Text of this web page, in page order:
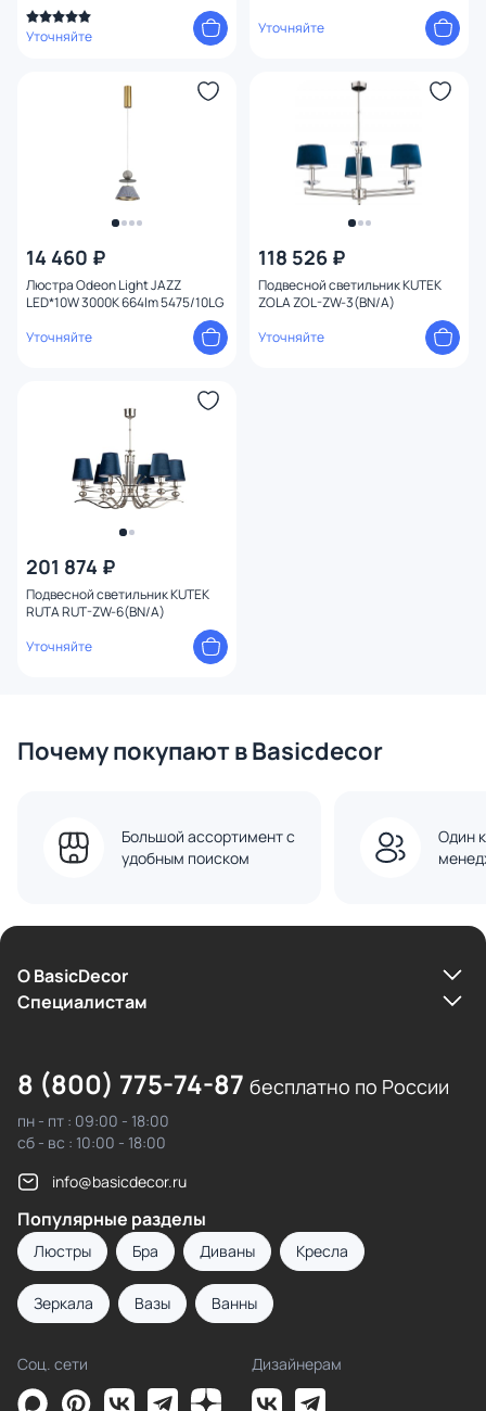
Уточняйте Уточняйте
14 460 ₽
Люстра Odeon Light JAZZ
LED*10W 3000K 664lm 5475/10LG
Уточняйте
118 526 ₽
Подвесной светильник KUTEK
ZOLA ZOL-ZW-3(BN/A)
Уточняйте
201 874 ₽
Подвесной светильник KUTEK
RUTA RUT-ZW-6(BN/A)
Уточняйте
Почему покупают в Basicdecor
Большой ассортимент с
удобным поиском
Один
О BasicDecor
Cпециалистам
8 (800) 775-74-87 бесплатно по России
пн - пт : 09:00 - 18:00
сб - вс : 10:00 - 18:00
info@basicdecor.ru
Популярные разделы
Люстры Бра Диваны Кресла
Зеркала Вазы Ванны
Соц. сети Дизайнерам